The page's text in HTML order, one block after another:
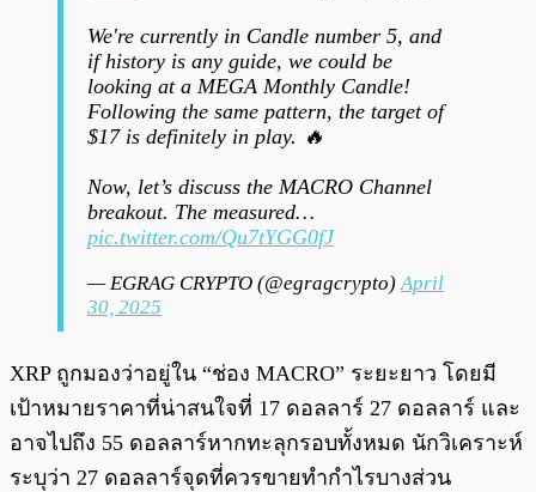
We're currently in Candle number 5, and
if history is any guide, we could be
looking at a MEGA Monthly Candle!
Following the same pattern, the target of
$17 is definitely in play. 🔥
Now, let’s discuss the MACRO Channel
breakout. The measured…
pic.twitter.com/Qu7tYGG0fJ
— EGRAG CRYPTO (@egragcrypto) April
30, 2025
XRP ถูกมองว่าอยู่ใน “ช่อง MACRO” ระยะยาว โดยมี
เป้าหมายราคาที่น่าสนใจที่ 17 ดอลลาร์ 27 ดอลลาร์ และ
อาจไปถึง 55 ดอลลาร์หากทะลุกรอบทั้งหมด นักวิเคราะห์
ระบุว่า 27 ดอลลาร์จุดที่ควรขายทำกำไรบางส่วน